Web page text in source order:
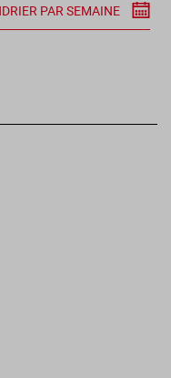
VEN. 14/08
PAR SEMAINE